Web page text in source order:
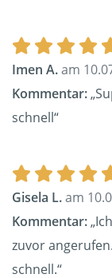
Imen A.am
Kommentar:
schnell“
Gisela L.am
Kommentar:
zuvor
schnell.“